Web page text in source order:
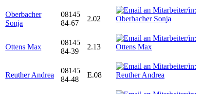
Oberbacher
Sonja
08145
84-67
2.02
Ottens Max
08145
84-39
2.13
Reuther Andrea
08145
84-48
E.08